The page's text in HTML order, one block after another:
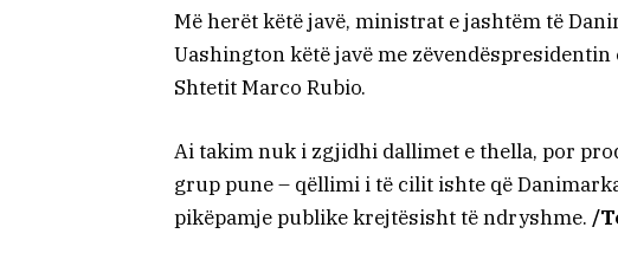
Më herët këtë javë, ministrat e jashtëm të
Uashington këtë javë me zëvendëspresidentin
Shtetit Marco Rubio.
Ai takim nuk i zgjidhi dallimet e thella, por
grup pune – qëllimi i të cilit ishte që
pikëpamje publike krejtësisht të ndryshme. /